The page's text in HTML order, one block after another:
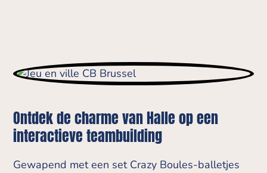
Ontdek de charme van Halle op een
interactieve teambuilding
Gewapend met een set Crazy Boules-balletjes